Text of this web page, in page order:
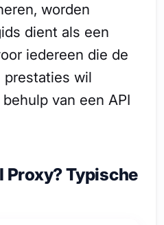
worden
dient als een
iedereen die de
prestaties wil
van een API
Proxy? Typische